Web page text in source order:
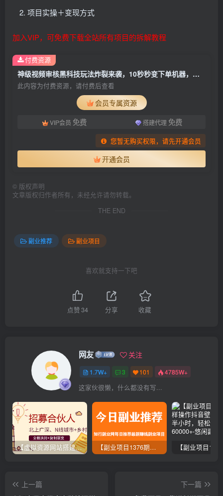
项目实操＋变现方式
加入VIP，可免费下载全站所有项目的拆解教程
神级视频审核黑科技玩法炸裂来袭，10秒秒变下单机器，日夜狂揽订单，新手小白日进500+，财富火箭式飙升！
此内容为付费资源，请付费后查看
会员专属资源
VIP会员 免费 搭建代理 免费
您暂无购买权限，请先开通会员
开通会员
付费资源
© 版权声明
文章版权归作者所有，未经允许请勿转载。
THE END
副业推荐 副业项目
喜欢就支持一下吧
点赞34 分享 收藏
网友 关注
1.7W+ 3 101 4785W+
这家伙很懒，什么都没有写...
【虚拟资源网站搭建服务】加盟本站系统，做一个和本站一样的独立网站，躺赚的项目 【副业项目1376期】龟课最新闲鱼项目玩法实战教程_全新升级月收益几千到几万
上一篇
下一篇